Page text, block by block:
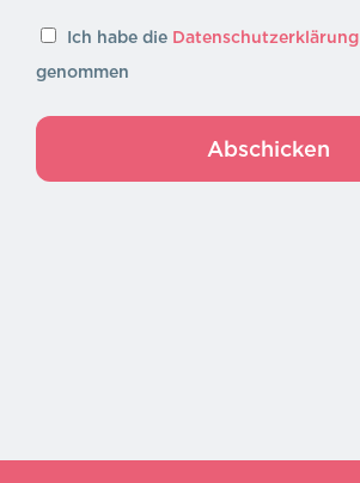
Ich habe die Datenschutzerklärung
genommen
Abschicken